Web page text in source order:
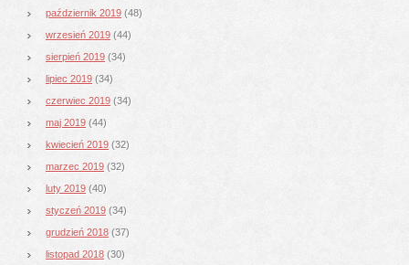
październik 2019 (48)
wrzesień 2019 (44)
sierpień 2019 (34)
lipiec 2019 (34)
czerwiec 2019 (34)
maj 2019 (44)
kwiecień 2019 (32)
marzec 2019 (32)
luty 2019 (40)
styczeń 2019 (34)
grudzień 2018 (37)
listopad 2018 (30)